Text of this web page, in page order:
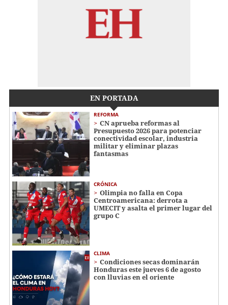
EN PORTADA
REFORMA
CN aprueba reformas al
Presupuesto 2026 para potenciar
conectividad escolar, industria
militar y eliminar plazas
fantasmas
CRÓNICA
Olimpia no falla en Copa
Centroamericana: derrota a
UMECIT y asalta el primer lugar del
grupo C
CLIMA
Condiciones secas dominarán
Honduras este jueves 6 de agosto
con lluvias en el oriente